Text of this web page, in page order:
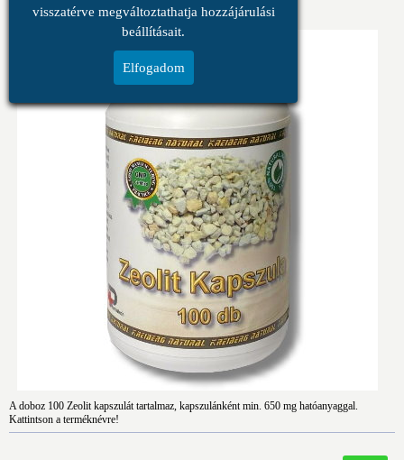
Zeolit
A doboz 100 Zeolit kapszulát tartalmaz, kapszulánként min. 650 mg hatóanyaggal.
Kattintson a terméknévre!
visszatérve megváltoztathatja hozzájárulási
beállításait.
Elfogadom